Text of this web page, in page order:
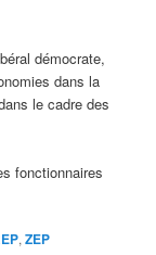
démocrate,
dans la
le cadre des
fonctionnaires
,ZEP